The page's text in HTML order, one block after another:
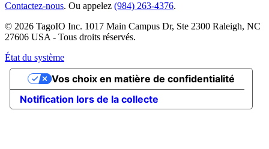
Contactez-nous. Ou appelez (984) 263-4376.
© 2026 TagoIO Inc. 1017 Main Campus Dr, Ste 2300 Raleigh, NC
27606 USA - Tous droits réservés.
État du système
Notification lors de la collecte
Vos choix en matière de confidentialité